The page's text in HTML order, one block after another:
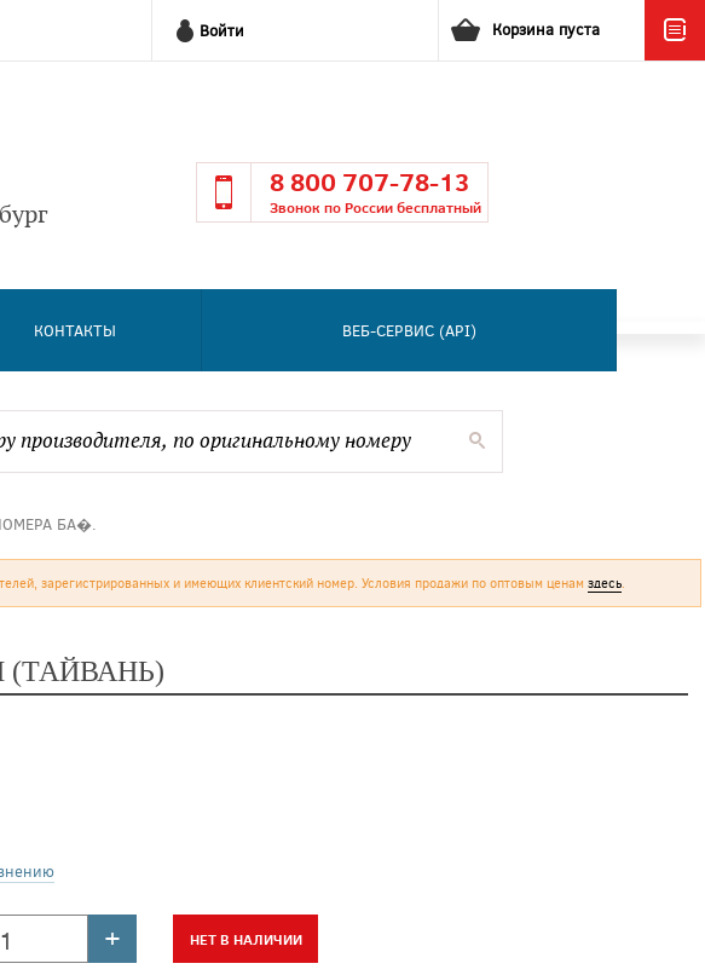
Войти Корзина пуста
8 800 707-78-13
Звонок по России бесплатный
КОНТАКТЫ ВЕБ-СЕРВИС (API)
БА�.
зарегистрированных и имеющих клиентский номер. Условия продажи по оптовым ценам здесь.
(ТАЙВАНЬ)
+ НЕТ В НАЛИЧИИ